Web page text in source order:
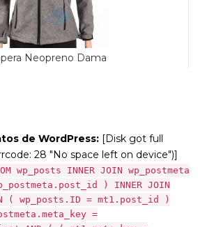
Neopreno Dama
de WordPress: [Disk got full
28 "No space left on device")]
wp_posts INNER JOIN wp_postmeta
) INNER JOIN
( wp_posts.ID = mt1.post_id )
=